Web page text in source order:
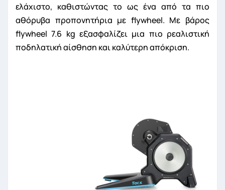
ελάχιστο, καθιστώντας το ως ένα από τα πιο
αθόρυβα προπονητήρια με flywheel. Με βάρος
flywheel 7.6 kg εξασφαλίζει μια πιο ρεαλιστική
ποδηλατική αίσθηση και καλύτερη απόκριση.